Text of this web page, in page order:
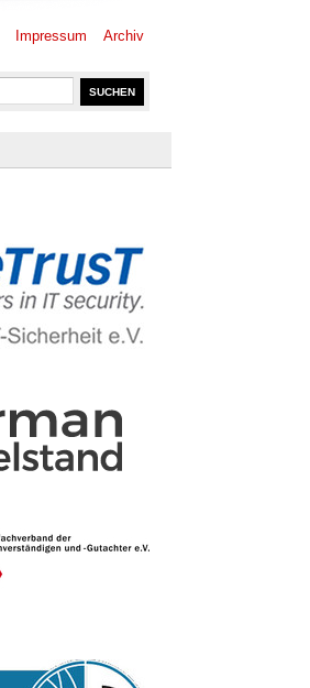
Impressum Archiv